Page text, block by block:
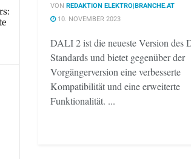
VON REDAKTION ELEKTRO|BRANCHE.AT
10. NOVEMBER 2023
DALI 2 ist die neueste Version des
Standards und bietet gegenüber der
Vorgängerversion eine verbesserte
Kompatibilität und eine erweiterte
Funktionalität. ...